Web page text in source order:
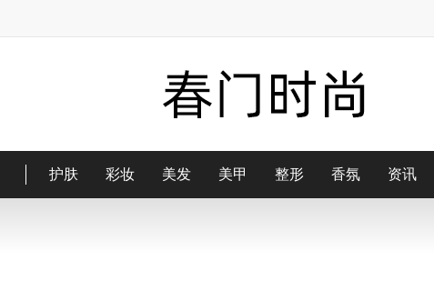
搭配 街拍 博主 配饰 鞋子 包包
护肤 彩妆 美发 美甲 整形 香氛 资讯